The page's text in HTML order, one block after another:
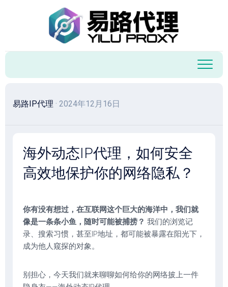
易路IP代理 · 2024年12月16日
海外动态IP代理，如何安全
高效地保护你的网络隐私？
你有没有想过，在互联网这个巨大的海洋中，我们就
像是一条条小鱼，随时可能被捕捞？ 我们的浏览记
录、搜索习惯，甚至IP地址，都可能被暴露在阳光下，
成为他人窥探的对象。
别担心，今天我们就来聊聊如何给你的网络披上一件